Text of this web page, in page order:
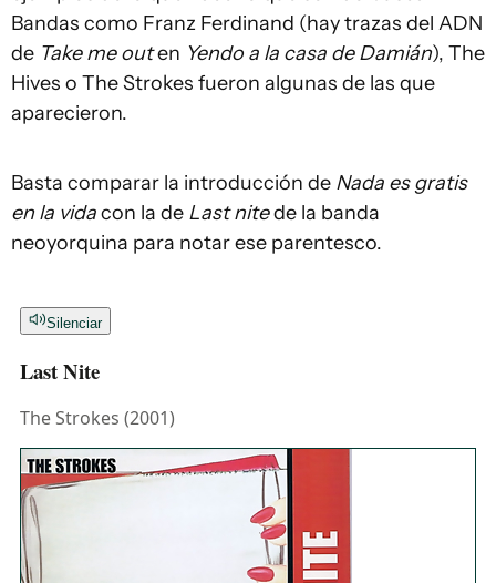
Bandas como Franz Ferdinand (hay trazas del ADN
de Take me outen Yendo a la casa de Damián), The
Hives o The Strokes fueron algunas de las que
aparecieron.
Basta comparar la introducción de Nada es gratis
en la vidacon la de Last nitede la banda
neoyorquina para notar ese parentesco.